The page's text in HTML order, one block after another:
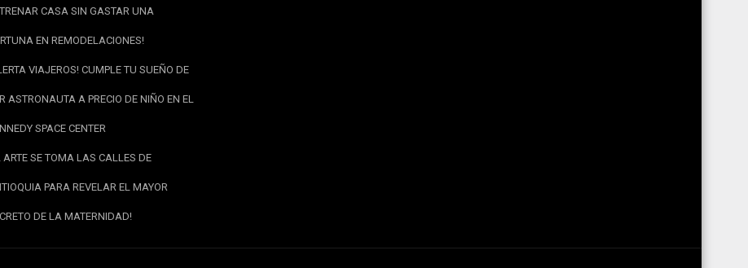
CASA SIN GASTAR UNA
EN REMODELACIONES!
VIAJEROS! CUMPLE TU SUEÑO DE
ASTRONAUTA A PRECIO DE NIÑO EN EL
SPACE CENTER
ARTE SE TOMA LAS CALLES DE
PARA REVELAR EL MAYOR
DE LA MATERNIDAD!